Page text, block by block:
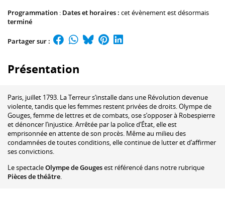
Programmation : Dates et horaires : cet évènement est désormais
terminé
Partager sur :
Présentation
Paris, juillet 1793. La Terreur s’installe dans une Révolution devenue
violente, tandis que les femmes restent privées de droits. Olympe de
Gouges, femme de lettres et de combats, ose s’opposer à Robespierre
et dénoncer l’injustice. Arrêtée par la police d’État, elle est
emprisonnée en attente de son procès. Même au milieu des
condamnées de toutes conditions, elle continue de lutter et d’affirmer
ses convictions.
Le spectacleOlympe de Gougesest référencé dans notre rubrique
Pièces de théâtre.